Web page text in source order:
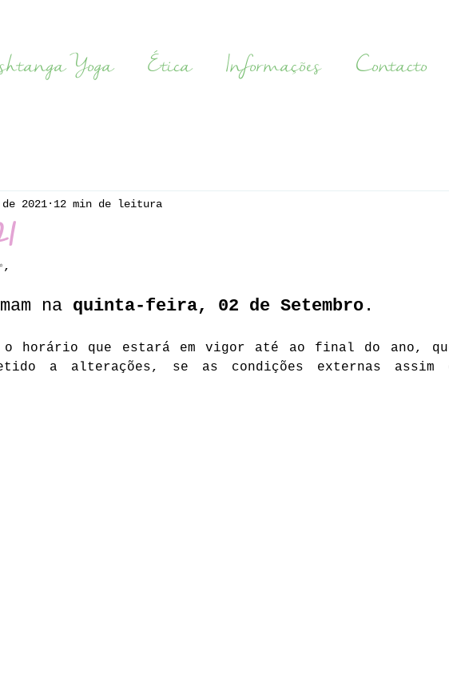
Yoga Ética Informações Contacto
2021 12 min de leitura
na quinta-feira, 02 de Setembro .
o horário que estará em vigor até ao final do ano,
a alterações, se as condições externas assim